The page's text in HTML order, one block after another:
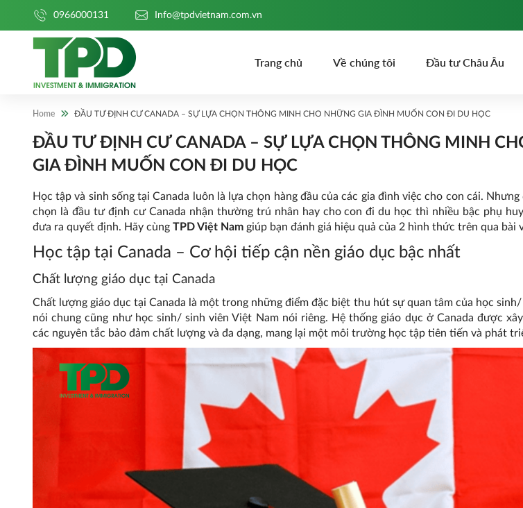
0966000131 Info@tpdvietnam.com.vn
Trang chủ Về chúng tôi Đầu tư Châu Âu
Home ĐẦU TƯ ĐỊNH CƯ CANADA – SỰ LỰA CHỌN THÔNG MINH CHO NHỮNG GIA ĐÌNH MUỐN CON ĐI DU HỌC
ĐẦU TƯ ĐỊNH CƯ CANADA – SỰ LỰA CHỌN THÔNG MINH
GIA ĐÌNH MUỐN CON ĐI DU HỌC
Học tập và sinh sống tại Canada luôn là lựa chọn hàng đầu của các gia đình việc cho con cái.
chọn là đầu tư định cư Canada nhận thường trú nhân hay cho con đi du học thì nhiều bậc phụ
đưa ra quyết định. Hãy cùng TPD Việt Nam giúp bạn đánh giá hiệu quả của 2 hình thức trên qua bài
Học tập tại Canada – Cơ hội tiếp cận nền giáo dục bậc nhất
Chất lượng giáo dục tại Canada
Chất lượng giáo dục tại Canada là một trong những điểm đặc biệt thu hút sự quan tâm của học
nói chung cũng như học sinh/ sinh viên Việt Nam nói riêng. Hệ thống giáo dục ở Canada được
các nguyên tắc bảo đảm chất lượng và đa dạng, mang lại một môi trường học tập tiên tiến và phát